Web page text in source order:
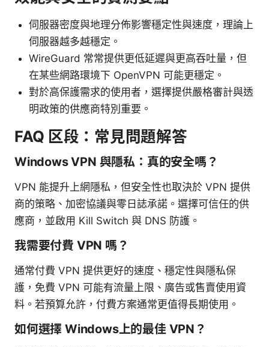
伺服器密度與地理分佈影響穩定性與速度，理論上
伺服器越多越穩定。
WireGuard 常常提供更低延遲與更高吞吐量，但
在某些網路環境下 OpenVPN 可能更穩定。
對於高保護需求的使用者，選擇提供嚴格審計與透
明政策的供應商特別重要。
FAQ 区段：常見問題解答
Windows VPN 與隱私：真的安全嗎？
VPN 能提升上網隱私，但安全性也取決於 VPN 提供
商的策略、加密協議與零日誌承諾。選擇可信任的供
應商，並啟用 Kill Switch 與 DNS 防護。
我需要付費 VPN 嗎？
通常付費 VPN 提供更好的速度、穩定性與隱私保
護，免費 VPN 可能有流量上限、廣告或售賣使用資
料。若預算允許，付費方案通常更值得長期使用。
如何選擇 Windows上的最佳 VPN？